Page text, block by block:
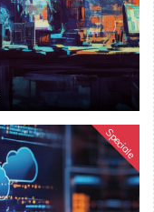
Speciale